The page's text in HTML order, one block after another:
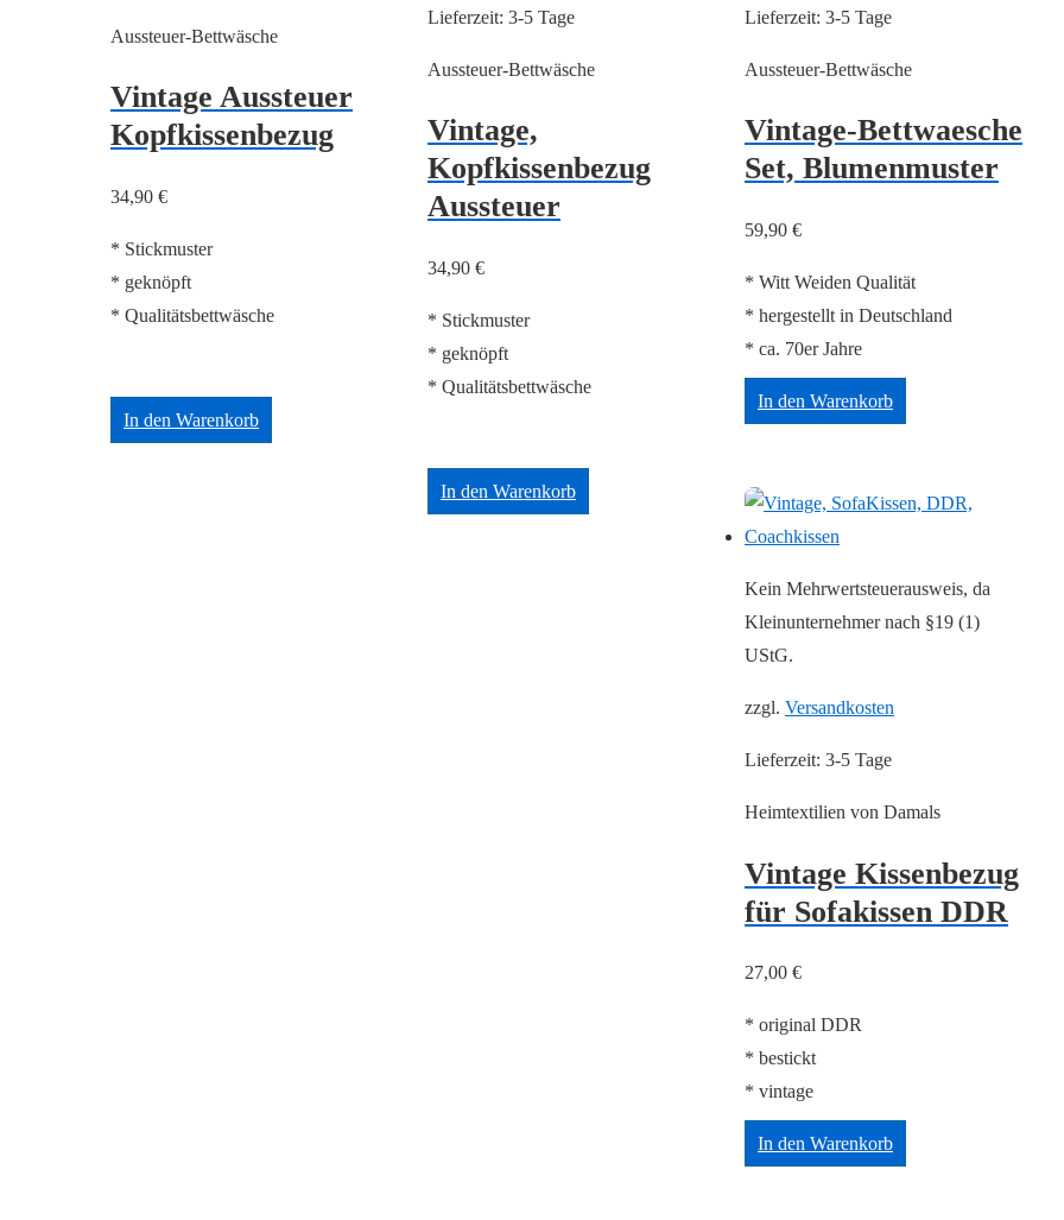
Aussteuer-Bettwäsche
Vintage Aussteuer
Kopfkissenbezug
34,90 €
* Stickmuster
* geknöpft
* Qualitätsbettwäsche
In den Warenkorb
Lieferzeit: 3-5 Tage
Aussteuer-Bettwäsche
Vintage,
Kopfkissenbezug
Aussteuer
34,90 €
* Stickmuster
* geknöpft
* Qualitätsbettwäsche
In den Warenkorb
Lieferzeit: 3-5 Tage
Aussteuer-Bettwäsche
Vintage-Bettwaesche
Set, Blumenmuster
59,90 €
* Witt Weiden Qualität
* hergestellt in Deutschland
* ca. 70er Jahre
In den Warenkorb
Kein Mehrwertsteuerausweis, da
Kleinunternehmer nach §19 (1)
UStG.
zzgl. Versandkosten
Lieferzeit: 3-5 Tage
Heimtextilien von Damals
Vintage Kissenbezug
für Sofakissen DDR
27,00 €
* original DDR
* bestickt
* vintage
In den Warenkorb